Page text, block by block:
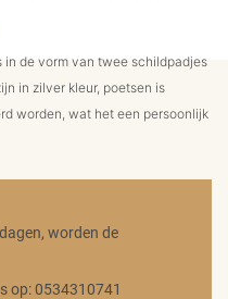
de vorm van twee schildpadjes
in zilver kleur, poetsen is
worden, wat het een persoonlijk
worden de
op: 0534310741